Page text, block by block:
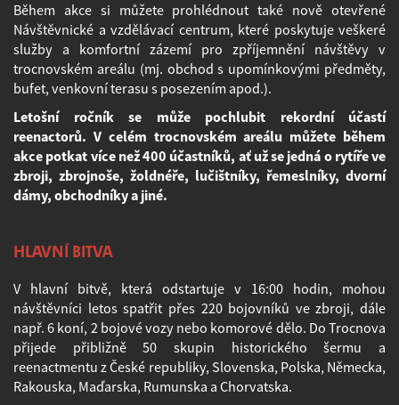
Během akce si můžete prohlédnout také nově otevřené
Návštěvnické a vzdělávací centrum, které poskytuje veškeré
služby a komfortní zázemí pro zpříjemnění návštěvy v
trocnovském areálu (mj. obchod s upomínkovými předměty,
bufet, venkovní terasu s posezením apod.).
Letošní ročník se může pochlubit rekordní účastí
reenactorů. V celém trocnovském areálu můžete během
akce potkat více než 400 účastníků, ať už se jedná o rytíře ve
zbroji, zbrojnoše, žoldnéře, lučištníky, řemeslníky, dvorní
dámy, obchodníky a jiné.
HLAVNÍ BITVA
V hlavní bitvě, která odstartuje v 16:00 hodin, mohou
návštěvníci letos spatřit přes 220 bojovníků ve zbroji, dále
např. 6 koní, 2 bojové vozy nebo komorové dělo. Do Trocnova
přijede přibližně 50 skupin historického šermu a
reenactmentu z České republiky, Slovenska, Polska, Německa,
Rakouska, Maďarska, Rumunska a Chorvatska.